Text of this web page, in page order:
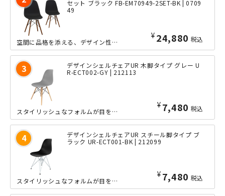
セット ブラック FB-EM70949-2SET-BK | 0709
49
¥ 24,880 税込
空間に品格を添える、デザイン性と快適性を兼ね備えたデザインシェルチェアのTPUレ...
デザインシェルチェアUR 木脚タイプ グレー U
R-ECT002-GY | 212113
¥ 7,480 税込
スタイリッシュなフォルムが目を引く、デザイナーズチェアです。軽くて扱いやすい座面...
デザインシェルチェアUR スチール脚タイプ ブ
ラック UR-ECT001-BK | 212099
¥ 7,480 税込
スタイリッシュなフォルムが目を引く、デザイナーズチェアです。軽くて扱いやすい座面...